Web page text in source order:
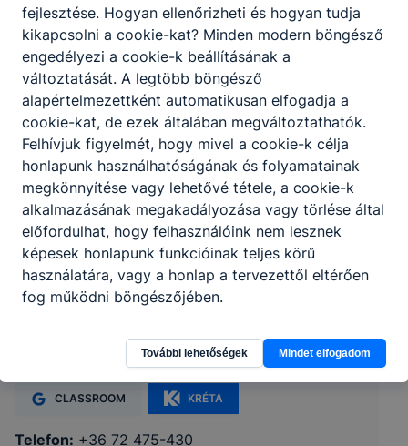
Baranya Vármegyei SZC Sásdi
Vendéglátóipari Szakképző Iskola
7370 Sásd, Kossuth Lajos utca 2.
CLASSROOM KRÉTA
Telefon: +36 72 475-430
fejlesztése. Hogyan ellenőrizheti és hogyan tudja
kikapcsolni a cookie-kat? Minden modern böngésző
engedélyezi a cookie-k beállításának a
változtatását. A legtöbb böngésző
alapértelmezettként automatikusan elfogadja a
cookie-kat, de ezek általában megváltoztathatók.
Felhívjuk figyelmét, hogy mivel a cookie-k célja
honlapunk használhatóságának és folyamatainak
megkönnyítése vagy lehetővé tétele, a cookie-k
alkalmazásának megakadályozása vagy törlése által
előfordulhat, hogy felhasználóink nem lesznek
képesek honlapunk funkcióinak teljes körű
használatára, vagy a honlap a tervezettől eltérően
fog működni böngészőjében.
További lehetőségek Mindet elfogadom